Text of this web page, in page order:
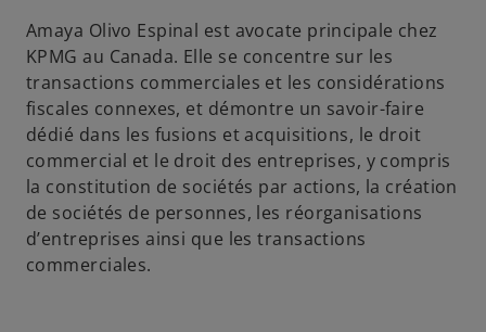
Amaya Olivo Espinal est avocate principale chez
KPMG au Canada. Elle se concentre sur les
transactions commerciales et les considérations
fiscales connexes, et démontre un savoir-faire
dédié dans les fusions et acquisitions, le droit
commercial et le droit des entreprises, y compris
la constitution de sociétés par actions, la création
de sociétés de personnes, les réorganisations
d’entreprises ainsi que les transactions
commerciales.